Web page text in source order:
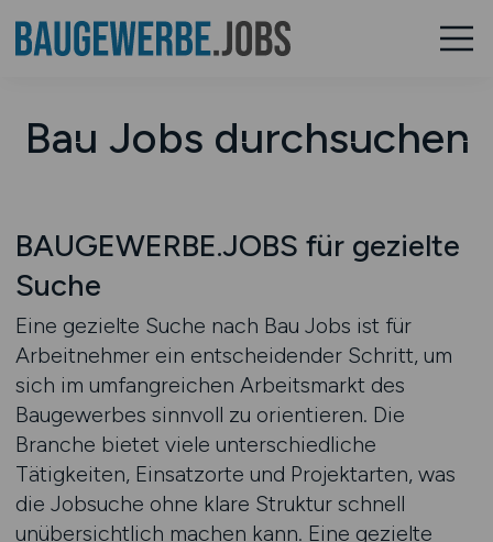
Bau Jobs durchsuchen
BAUGEWERBE.JOBS für gezielte
Suche
Eine gezielte Suche nach Bau Jobs ist für
Arbeitnehmer ein entscheidender Schritt, um
sich im umfangreichen Arbeitsmarkt des
Baugewerbes sinnvoll zu orientieren. Die
Branche bietet viele unterschiedliche
Tätigkeiten, Einsatzorte und Projektarten, was
die Jobsuche ohne klare Struktur schnell
unübersichtlich machen kann. Eine gezielte